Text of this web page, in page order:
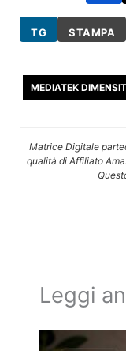
TG STAMPA
MEDIATEK
Matrice Digitale
qualità di Affiliato
Leggi